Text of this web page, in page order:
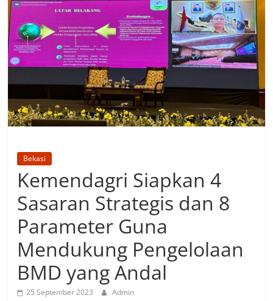
Bekasi
Kemendagri Siapkan 4
Sasaran Strategis dan 8
Parameter Guna
Mendukung Pengelolaan
BMD yang Andal
25 September 2023 Admin